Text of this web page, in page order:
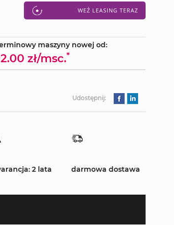
WEŹ LEASING TERAZ
maszyny nowej od:
zł/msc.*
Udostępnij:
2 lata darmowa dostawa